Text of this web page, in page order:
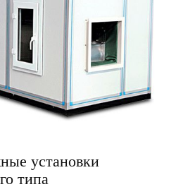
установки
типа